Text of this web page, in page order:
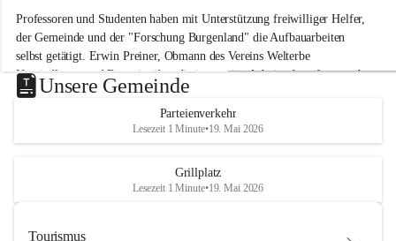
Professoren und Studenten haben mit Unterstützung freiwilliger Helfer,
der Gemeinde und der "Forschung Burgenland" die Aufbauarbeiten
selbst getätigt. Erwin Preiner, Obmann des Vereins Welterbe
Neusiedlersee und Bgm. ist über die innovative Arbeit sehr erfreut und
hofft auf baldige praktische Anwendung der Forschungsergebnisse.
Gerade in Zeiten des Klimawandels ist jede technologische Innovation
wichtig!
Unsere Gemeinde
Parteienverkehr
Lesezeit 1 Minute•19. Mai 2026
Grillplatz
Lesezeit 1 Minute•19. Mai 2026
Tourismus